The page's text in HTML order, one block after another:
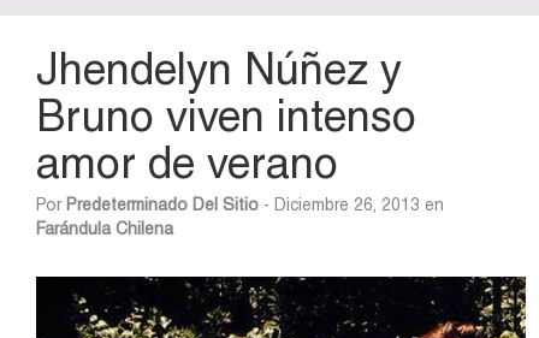
Jhendelyn Núñez y
Bruno viven intenso
amor de verano
Por Predeterminado Del Sitio - Diciembre 26, 2013 en
Farándula Chilena